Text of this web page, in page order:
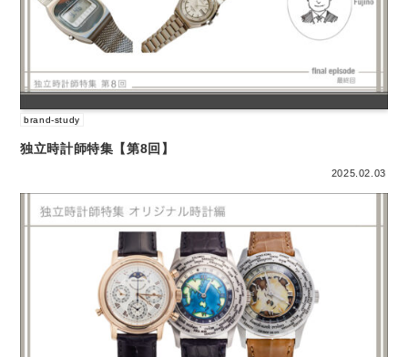
brand-study
独立時計師特集【第8回】
2025.02.03